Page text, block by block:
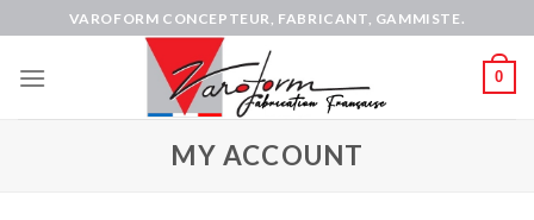
content
VAROFORM CONCEPTEUR, FABRICANT, GAMMISTE.
0
MY ACCOUNT